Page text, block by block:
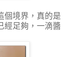
個境界，真的是
經足夠，一滴醬